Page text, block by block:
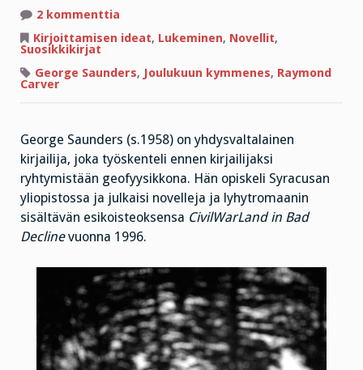
2 kommenttia
erottaa
kirjailijat
Kirjoittamisen ideat, Lukeminen, Novellit,
Suosikkikirjat
George Saunders, Joulukuun kymmenes, Raymond
Carver
George Saunders (s.1958) on yhdysvaltalainen
kirjailija, joka työskenteli ennen kirjailijaksi
ryhtymistään geofyysikkona. Hän opiskeli Syracusan
yliopistossa ja julkaisi novelleja ja lyhytromaanin
sisältävän esikoisteoksensa CivilWarLand in Bad
Declinevuonna 1996.